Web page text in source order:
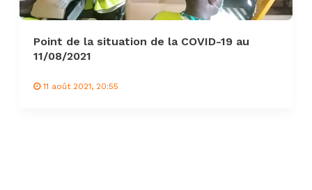
Point de la situation de la COVID-19 au
11/08/2021
11 août 2021, 20:55